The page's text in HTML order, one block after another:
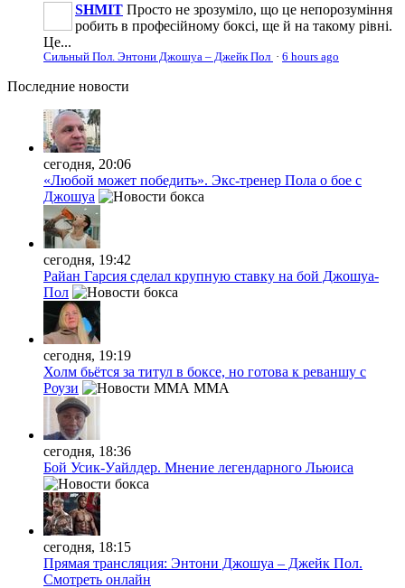
SHMIT Просто не зрозуміло, що це непорозуміння
робить в професійному боксі, ще й на такому рівні.
Це...
Сильный Пол. Энтони Джошуа – Джейк Пол · 6 hours ago
Последние новости
сегодня, 20:06
«Любой может победить». Экс-тренер Пола о бое с
Джошуа
сегодня, 19:42
Райан Гарсия сделал крупную ставку на бой Джошуа-
Пол
сегодня, 19:19
Холм бьётся за титул в боксе, но готова к реваншу с
Роузи
MMA
сегодня, 18:36
Бой Усик-Уайлдер. Мнение легендарного Льюиса
сегодня, 18:15
Прямая трансляция: Энтони Джошуа – Джейк Пол.
Смотреть онлайн